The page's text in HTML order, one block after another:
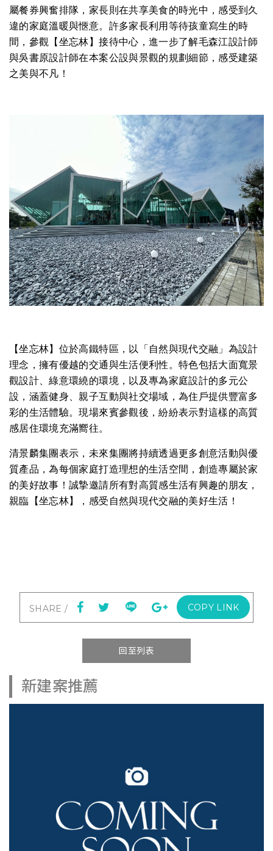
屬餐券興奮排隊，家長則在共享美食的時光中，感受到久
違的家庭溫暖與愜意。許多家長利用等待孩童寫生的時
間，參觀【坐忘林】接待中心，進一步了解毛森江設計師
與吳書原設計師在本案公設與景觀的規劃細節，感受建築
之美與不凡！
【坐忘林】位於高鐵特區，以「自然與現代交融」為設計
理念，擁有優越的交通與生活便利性。特色包括大面寬景
觀設計、綠意環繞的環境，以及專為家庭設計的多元公
設，涵蓋健身、親子互動與社交場域，為住戶提供豐富多
彩的生活體驗。現場來賓參觀後，紛紛表示對這樣的高質
感居住環境充滿嚮往。
清景麟集團表示，未來集團將持續透過更多創意活動與優
質產品，為每個家庭打造理想的生活空間，創造專屬於家
的美好故事！誠摯邀請所有對高質感生活有興趣的朋友，
親臨【坐忘林】，感受自然與現代交融的美好生活！
COPY LINK
回至列表
新建案推薦